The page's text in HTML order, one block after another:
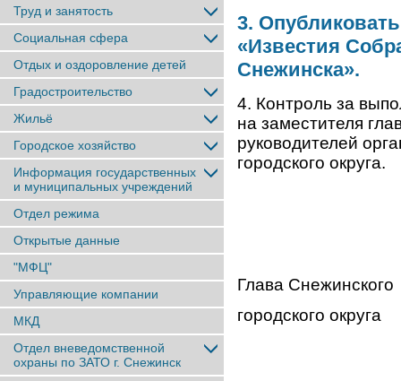
Труд и занятость
Социальная сфера
Отдых и оздоровление детей
Градостроительство
Жильё
Городское хозяйство
Информация государственных
и муниципальных учреждений
Отдел режима
Открытые данные
"МФЦ"
Управляющие компании
МКД
Отдел вневедомственной
охраны по ЗАТО г. Снежинск
3.
«Известия
Снежинска».
4. Контроль за
на заместителя
руководителей
городского округа.
Глава Снежинского